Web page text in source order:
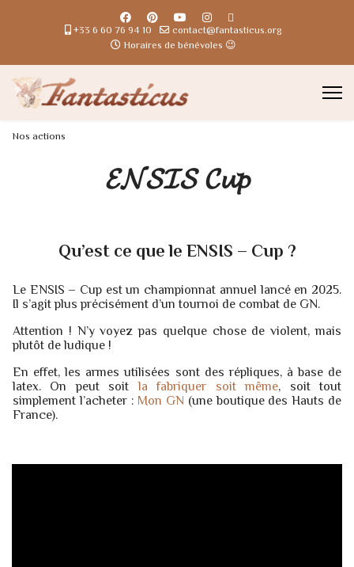
+33 6 60 76 94 10
contact@fantasticus.org
Horaires de bénévoles 😉
Nos actions
𝓔𝓝𝓢𝓘𝓢 𝓒𝓾𝓹
Qu’est ce que le ENSIS – Cup ?
Le ENSIS – Cup est un championnat annuel lancé en 2025.
Il s’agit plus précisément d’un tournoi de combat de GN.
Attention ! N’y voyez pas quelque chose de violent, mais
plutôt de ludique !
En effet, les armes utilisées sont des répliques, à base de
latex. On peut soitla fabriquer soit même, soit tout
simplement l’acheter : Mon GN (une boutique des Hauts de
France).